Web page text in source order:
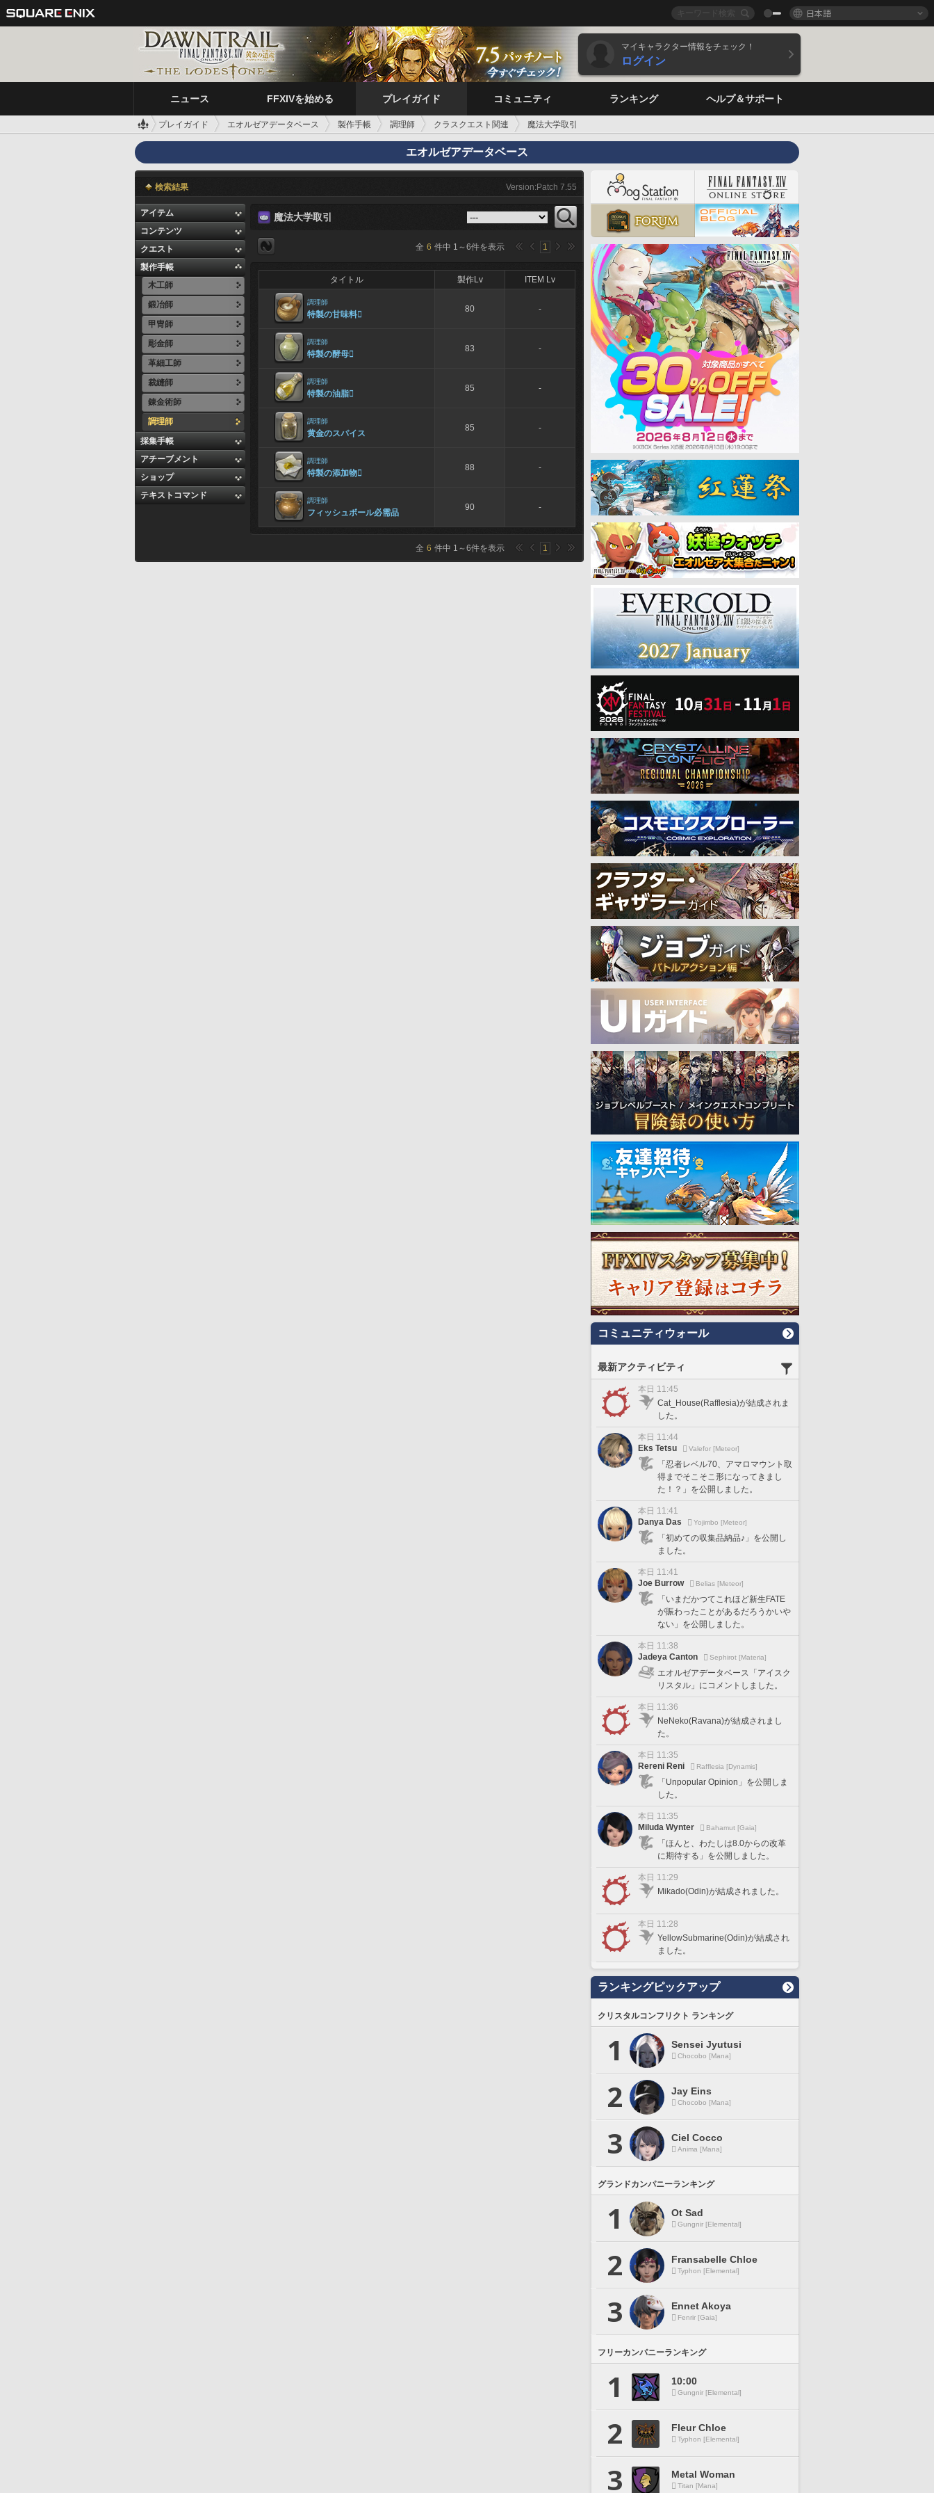
日本語
マイキャラクター情報をチェック！
ログイン
ニュース FFXIVを始める プレイガイド コミュニティ ランキング ヘルプ＆サポート
プレイガイド エオルゼアデータベース 製作手帳 調理師 クラスクエスト関連 魔法大学取引
エオルゼアデータベース
検索結果 Version:Patch 7.55
アイテム
コンテンツ
クエスト
製作手帳
木工師
鍛冶師
甲冑師
彫金師
革細工師
裁縫師
錬金術師
調理師
採集手帳
アチーブメント
ショップ
テキストコマンド
魔法大学取引
全 6 件中 1 ～6件を表示 1
タイトル 製作Lv ITEM Lv
調理師
特製の甘味料
80 -
調理師
特製の酵母
83 -
調理師
特製の油脂
85 -
調理師
黄金のスパイス
85 -
調理師
特製の添加物
88 -
調理師
フィッシュボール必需品
90 -
全 6 件中 1 ～6件を表示 1
コミュニティウォール
最新アクティビティ
本日 11:45
Cat_House(Rafflesia)が結成されま
した。
本日 11:44
Eks Tetsu
Valefor [Meteor]
「忍者レベル70、アマロマウント取
得までそこそこ形になってきまし
た！？」を公開しました。
本日 11:41
Danya Das
Yojimbo [Meteor]
「初めての収集品納品♪」を公開し
ました。
本日 11:41
Joe Burrow
Belias [Meteor]
「いまだかつてこれほど新生FATE
が賑わったことがあるだろうかいや
ない」を公開しました。
本日 11:38
Jadeya Canton
Sephirot [Materia]
エオルゼアデータベース「アイスク
リスタル」にコメントしました。
本日 11:36
NeNeko(Ravana)が結成されまし
た。
本日 11:35
Rereni Reni
Rafflesia [Dynamis]
「Unpopular Opinion」を公開しま
した。
本日 11:35
Miluda Wynter
Bahamut [Gaia]
「ほんと、わたしは8.0からの改革
に期待する」を公開しました。
本日 11:29
Mikado(Odin)が結成されました。
本日 11:28
YellowSubmarine(Odin)が結成され
ました。
ランキングピックアップ
クリスタルコンフリクト ランキング
1 Sensei Jyutusi
Chocobo [Mana]
2 Jay Eins
Chocobo [Mana]
3 Ciel Cocco
Anima [Mana]
グランドカンパニーランキング
1 Ot Sad
Gungnir [Elemental]
2 Fransabelle Chloe
Typhon [Elemental]
3 Ennet Akoya
Fenrir [Gaia]
フリーカンパニーランキング
1 10:00
Gungnir [Elemental]
2 Fleur Chloe
Typhon [Elemental]
3 Metal Woman
Titan [Mana]